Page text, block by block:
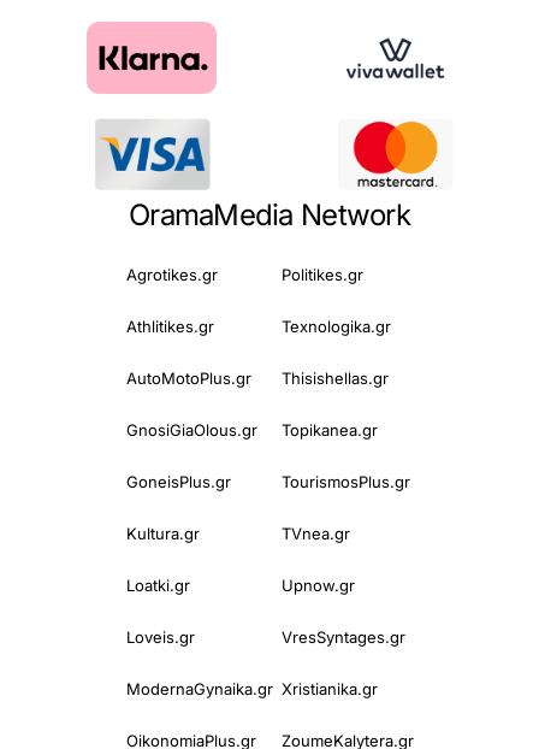
OramaMedia Network
Agrotikes.gr Politikes.gr
Athlitikes.gr Texnologika.gr
AutoMotoPlus.gr Thisishellas.gr
GnosiGiaOlous.gr Topikanea.gr
GoneisPlus.gr TourismosPlus.gr
Kultura.gr TVnea.gr
Loatki.gr Upnow.gr
Loveis.gr VresSyntages.gr
ModernaGynaika.gr Xristianika.gr
OikonomiaPlus.gr ZoumeKalytera.gr